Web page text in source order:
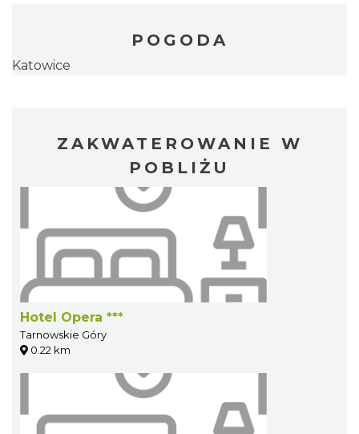
POGODA
Katowice
ZAKWATEROWANIE W
POBLIŻU
Hotel Opera ***
Tarnowskie Góry
0.22 km